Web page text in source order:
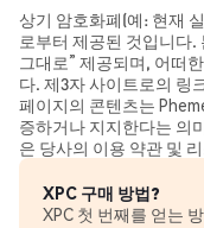
상기 암호화폐(예: 현재
로부터 제공된 것입니다.
그대로” 제공되며, 어떠
다. 제3자 사이트로의 링
페이지의 콘텐츠는
증하거나 지지한다는 의
은 당사의 이용 약관 및
XPC 구매 방법?
XPC 첫 번째를 얻는